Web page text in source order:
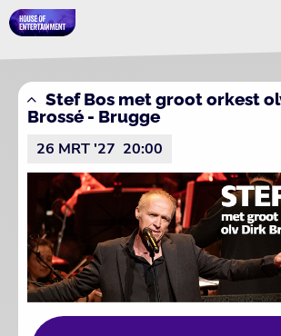
Stef Bos met groot orkest
Brossé - Brugge
26 MRT '27 20:00